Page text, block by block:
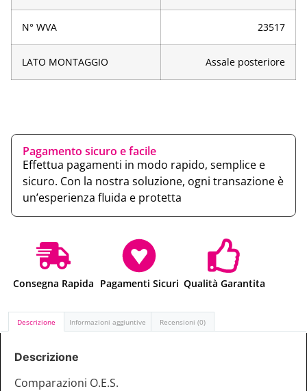
N° WVA 23517
LATO MONTAGGIO Assale posteriore
Pagamento sicuro e facile
Effettua pagamenti in modo rapido, semplice e
sicuro. Con la nostra soluzione, ogni transazione è
un’esperienza fluida e protetta
Consegna Rapida Pagamenti Sicuri Qualità Garantita
Descrizione Informazioni aggiuntive Recensioni (0)
Descrizione
Comparazioni O.E.S.